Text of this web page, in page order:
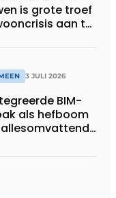
is grote troef
aan te
3 JULI 2026
BIM-
als hefboom